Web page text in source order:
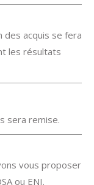
des acquis se fera
les résultats
sera remise.
vous proposer
ou ENI.